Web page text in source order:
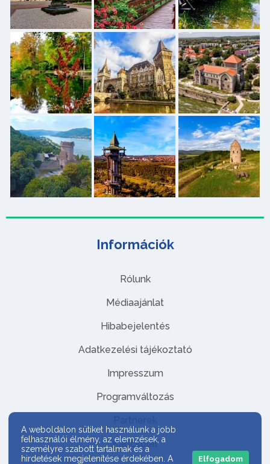
Információk
Rólunk
Médiaajánlat
Hibabejelentés
Adatkezelési tájékoztató
Impresszum
Programváltozás
Kapcsolat
A weboldalon sütiket használunk a jobb
felhasználói élmény, az elemzések, a
személyre szabott tartalmak és a
hirdetések megjelenítése érdekében. A
Elfogadom